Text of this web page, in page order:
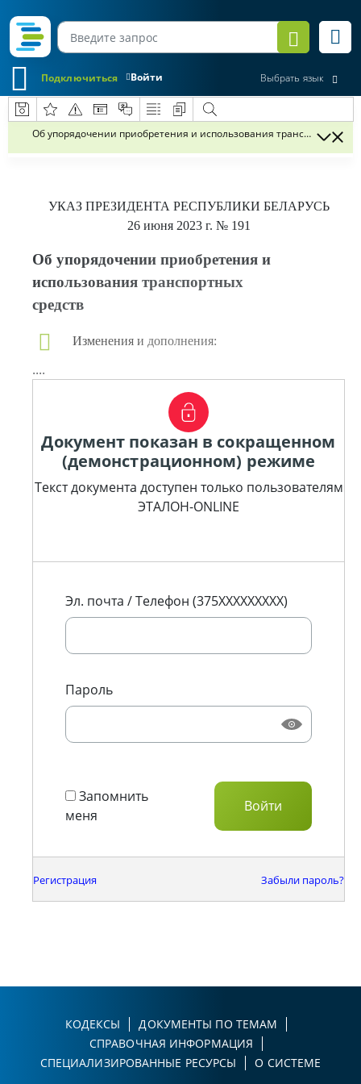
Войти
Подключиться Выбрать язык
Об упорядочении приобретения и использования транспортных
УКАЗ ПРЕЗИДЕНТА РЕСПУБЛИКИ БЕЛАРУСЬ
26 июня 2023 г. № 191
Об упорядочении приобретения и
использования транспортных
средств
Изменения и дополнения:
....
Документ показан в сокращенном
(демонстрационном) режиме
Текст документа доступен только пользователям
ЭТАЛОН-ONLINE
Эл. почта / Телефон (375XXXXXXXXX)
Пароль
Запомнить
меня
Регистрация Забыли пароль?
КОДЕКСЫ
ДОКУМЕНТЫ ПО ТЕМАМ
СПРАВОЧНАЯ ИНФОРМАЦИЯ
СПЕЦИАЛИЗИРОВАННЫЕ РЕСУРСЫ
О СИСТЕМЕ